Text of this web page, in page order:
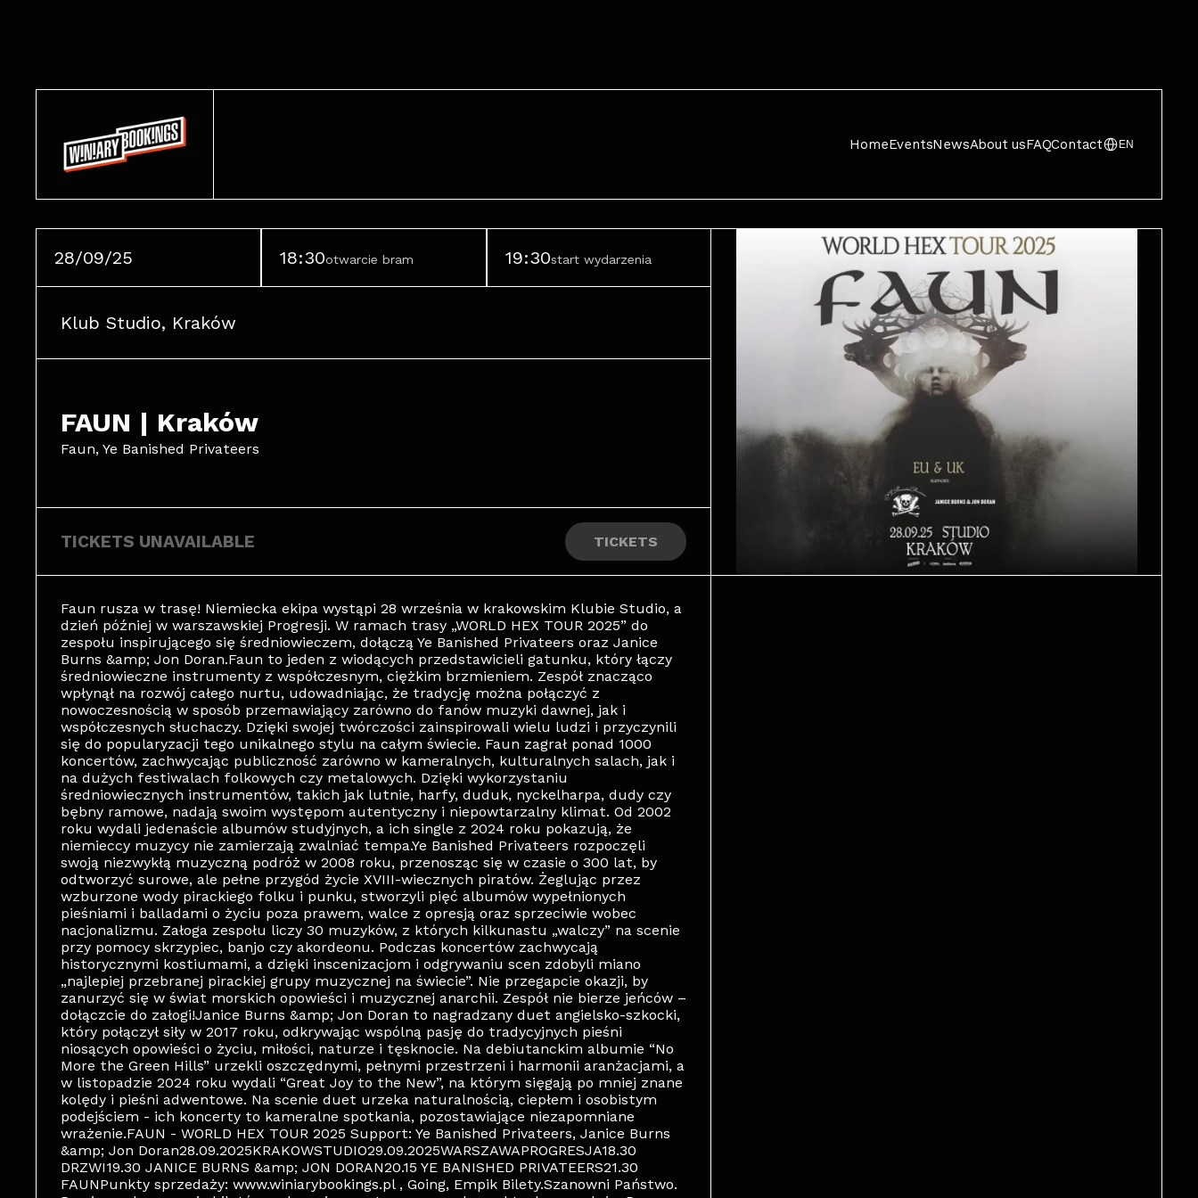
HomeEventsNewsAbout usFAQContact EN
28/09/25 18:30otwarcie bram 19:30start wydarzenia
Klub Studio, Kraków
FAUN | Kraków
Faun, Ye Banished Privateers
TICKETS UNAVAILABLE TICKETS
Faun rusza w trasę! Niemiecka ekipa wystąpi 28 września w krakowskim Klubie Studio, a
dzień później w warszawskiej Progresji. W ramach trasy „WORLD HEX TOUR 2025” do
zespołu inspirującego się średniowieczem, dołączą Ye Banished Privateers oraz Janice
Burns &amp; Jon Doran.Faun to jeden z wiodących przedstawicieli gatunku, który łączy
średniowieczne instrumenty z współczesnym, ciężkim brzmieniem. Zespół znacząco
wpłynął na rozwój całego nurtu, udowadniając, że tradycję można połączyć z
nowoczesnością w sposób przemawiający zarówno do fanów muzyki dawnej, jak i
współczesnych słuchaczy. Dzięki swojej twórczości zainspirowali wielu ludzi i przyczynili
się do popularyzacji tego unikalnego stylu na całym świecie. Faun zagrał ponad 1000
koncertów, zachwycając publiczność zarówno w kameralnych, kulturalnych salach, jak i
na dużych festiwalach folkowych czy metalowych. Dzięki wykorzystaniu
średniowiecznych instrumentów, takich jak lutnie, harfy, duduk, nyckelharpa, dudy czy
bębny ramowe, nadają swoim występom autentyczny i niepowtarzalny klimat. Od 2002
roku wydali jedenaście albumów studyjnych, a ich single z 2024 roku pokazują, że
niemieccy muzycy nie zamierzają zwalniać tempa.Ye Banished Privateers rozpoczęli
swoją niezwykłą muzyczną podróż w 2008 roku, przenosząc się w czasie o 300 lat, by
odtworzyć surowe, ale pełne przygód życie XVIII-wiecznych piratów. Żeglując przez
wzburzone wody pirackiego folku i punku, stworzyli pięć albumów wypełnionych
pieśniami i balladami o życiu poza prawem, walce z opresją oraz sprzeciwie wobec
nacjonalizmu. Załoga zespołu liczy 30 muzyków, z których kilkunastu „walczy” na scenie
przy pomocy skrzypiec, banjo czy akordeonu. Podczas koncertów zachwycają
historycznymi kostiumami, a dzięki inscenizacjom i odgrywaniu scen zdobyli miano
„najlepiej przebranej pirackiej grupy muzycznej na świecie”. Nie przegapcie okazji, by
zanurzyć się w świat morskich opowieści i muzycznej anarchii. Zespół nie bierze jeńców –
dołączcie do załogi!Janice Burns &amp; Jon Doran to nagradzany duet angielsko‑szkocki,
który połączył siły w 2017 roku, odkrywając wspólną pasję do tradycyjnych pieśni
niosących opowieści o życiu, miłości, naturze i tęsknocie. Na debiutanckim albumie “No
More the Green Hills” urzekli oszczędnymi, pełnymi przestrzeni i harmonii aranżacjami, a
w listopadzie 2024 roku wydali “Great Joy to the New”, na którym sięgają po mniej znane
kolędy i pieśni adwentowe. Na scenie duet urzeka naturalnością, ciepłem i osobistym
podejściem - ich koncerty to kameralne spotkania, pozostawiające niezapomniane
wrażenie.FAUN - WORLD HEX TOUR 2025 Support: Ye Banished Privateers, Janice Burns
&amp; Jon Doran28.09.2025KRAKOWSTUDIO29.09.2025WARSZAWAPROGRESJA18.30
DRZWI19.30 JANICE BURNS &amp; JON DORAN20.15 YE BANISHED PRIVATEERS21.30
FAUNPunkty sprzedaży: www.winiarybookings.pl , Going, Empik Bilety.Szanowni Państwo.